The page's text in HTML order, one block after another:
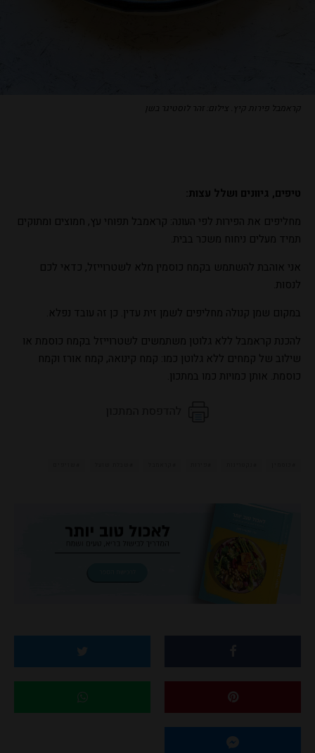
קראמבל פירות קיץ. צילום: זהר לוסטיגר בשן
טיפים, גיוונים ושלל עצות:
מחליפים את הפירות לפי העונה: קראמבל תפוחי עץ, חמוצים ומתוקים
תמיד מעלים ניחוח משכר בבית.
אני אוהבת להשתמש בקמח כוסמין מלא לשטרוייזל, כדאי לכם
לנסות.
במקום שמן קנולה מחליפים לשמן זית עדין. כן זה עובד נפלא.
להכנת קראמבל ללא גלוטן משתמשים לשטרוייזל בקמח כוסמת או
שילוב של קמחים ללא גלוטן כמו: קמח קינואה, קמח אורז וקמח
כוסמת. אותן כמויות כמו במתכון.